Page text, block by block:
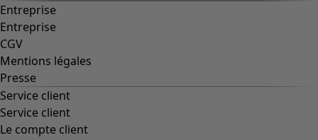
Entreprise
Entreprise
CGV
Mentions légales
Presse
Service client
Service client
Le compte client